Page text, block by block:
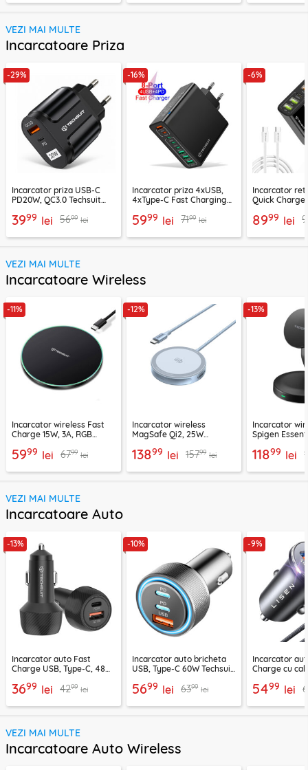
VEZI MAI MULTE
Incarcatoare Priza
-29%
Incarcator priza USB-C
PD20W, QC3.0 Techsuit
CHPD038
3999 lei 5699 lei
-16%
Incarcator priza 4xUSB,
4xType-C Fast Charging
negru, CHPD224
5999 lei 7199 lei
-6%
Incarcator
Quick Charge
CHC2
8999 lei
VEZI MAI MULTE
Incarcatoare Wireless
-11%
Incarcator wireless Fast
Charge 15W, 3A, RGB
CHWR031
5999 lei 6799 lei
-12%
Incarcator wireless
MagSafe Qi2, 25W
13899 lei 15799 lei
-13%
Incarcator
Spigen
11899 lei
VEZI MAI MULTE
Incarcatoare Auto
-13%
Incarcator auto Fast
Charge USB, Type-C, 48W
3699 lei 4299 lei
-10%
Incarcator auto bricheta
USB, Type-C 60W Techsuit
5699 lei 6399 lei
-9%
Incarcator
Charge cu
5499 lei
VEZI MAI MULTE
Incarcatoare Auto Wireless